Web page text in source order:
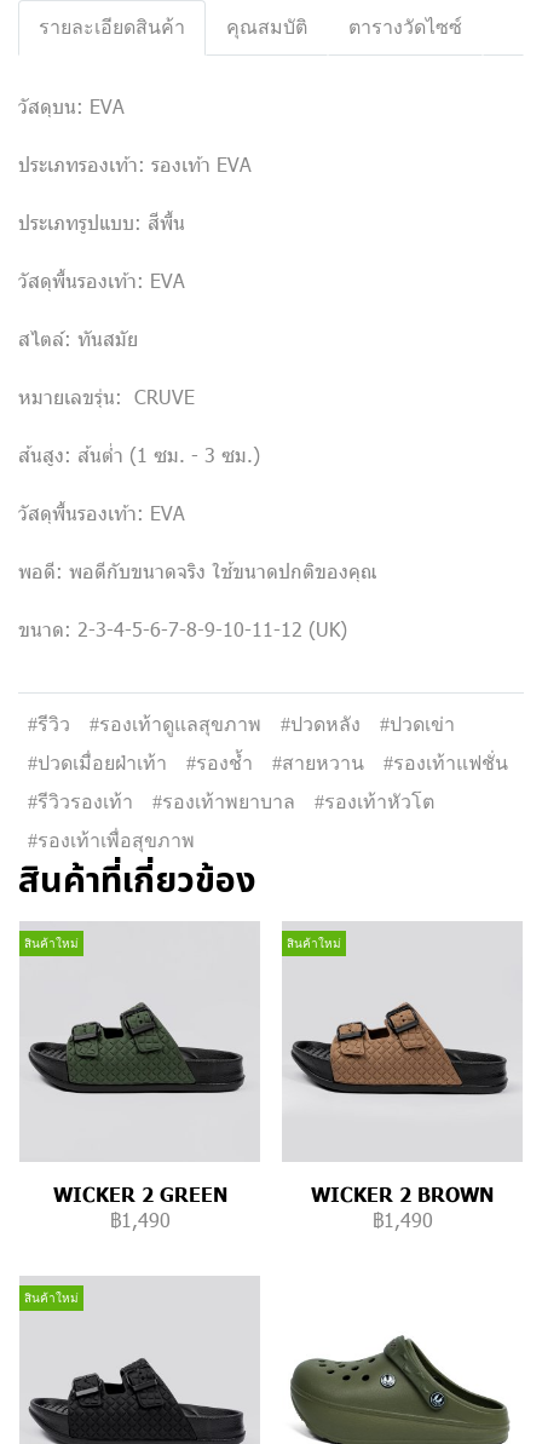
รายละเอียดสินค้า คุณสมบัติ ตารางวัดไซซ์
วัสดุบน: EVA
ประเภทรองเท้า: รองเท้า EVA
ประเภทรูปแบบ: สีพื้น
วัสดุพื้นรองเท้า: EVA
สไตล์: ทันสมัย
หมายเลขรุ่น: CRUVE
ส้นสูง: ส้นต่ำ (1 ซม. - 3 ซม.)
วัสดุพื้นรองเท้า: EVA
พอดี: พอดีกับขนาดจริง ใช้ขนาดปกติของคุณ
ขนาด: 2-3-4-5-6-7-8-9-10-11-12 (UK)
#รีวิว #รองเท้าดูแลสุขภาพ #ปวดหลัง
#ปวดเข่า
#ปวดเมื่อยฝ่าเท้า
#รองช้ำ #สายหวาน
#รองเท้าแฟชั่น
#รีวิวรองเท้า
#รองเท้าพยาบาล
#รองเท้าหัวโต
#รองเท้าเพื่อสุขภาพ
สินค้าที่เกี่ยวข้อง
สินค้าใหม่
WICKER 2 GREEN
฿1,490
สินค้าใหม่
WICKER 2 BROWN
฿1,490
สินค้าใหม่